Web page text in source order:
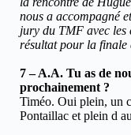
nous a accompagné
jury du TMF avec les
résultat pour la finale
7 – A.A. Tu as de
prochainement ?
Timéo. Oui plein, un
Pontaillac et plein d